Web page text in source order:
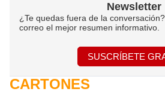
Newsletter
¿Te quedas fuera de la
correo el mejor resumen informativo.
SUSCRÍBETE
CARTONES